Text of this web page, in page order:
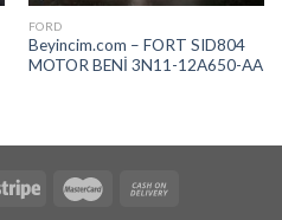
FORD
Beyincim.com – FORT SID804
MOTOR BENİ 3N11-12A650-AA